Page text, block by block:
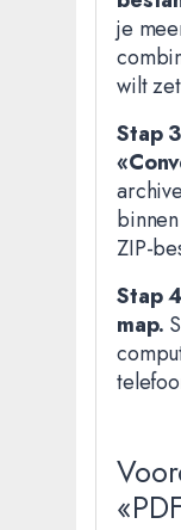
je
wilt
Stap
ZIP-
Stap
map.